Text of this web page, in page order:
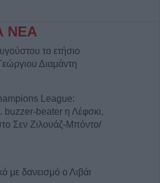
ΝΕΑ
το ετήσιο
Διαμάντη
League:
buzzer-beater η Λέφσκι,
Σεν Ζιλουάζ-Μπόντο/
με δανεισμό ο Λιβάι